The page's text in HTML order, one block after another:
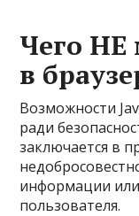
Чего НЕ
в
Возможности
ради
заключается в
информации
пользователя.